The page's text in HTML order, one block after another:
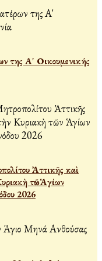
της Α' Οικουμενικής
Ἀττικῆς καὶ
τῶν Ἁγίων
2026